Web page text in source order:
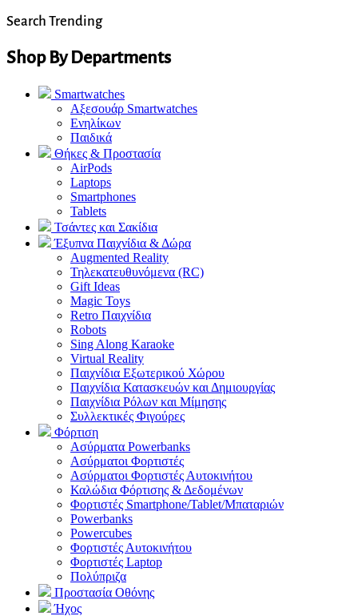
Search Trending
Shop By Departments
Smartwatches
Αξεσουάρ Smartwatches
Ενηλίκων
Παιδικά
Θήκες & Προστασία
AirPods
Laptops
Smartphones
Tablets
Τσάντες και Σακίδια
Έξυπνα Παιχνίδια & Δώρα
Augmented Reality
Τηλεκατευθυνόμενα (RC)
Gift Ideas
Magic Toys
Retro Παιχνίδια
Robots
Sing Along Karaoke
Virtual Reality
Παιχνίδια Εξωτερικού Χώρου
Παιχνίδια Κατασκευών και Δημιουργίας
Παιχνίδια Ρόλων και Μίμησης
Συλλεκτικές Φιγούρες
Φόρτιση
Ασύρματα Powerbanks
Aσύρματοι Φορτιστές
Ασύρματοι Φορτιστές Αυτοκινήτου
Καλώδια Φόρτισης & Δεδομένων
Φορτιστές Smartphone/Tablet/Μπαταριών
Powerbanks
Powercubes
Φορτιστές Αυτοκινήτου
Φορτιστές Laptop
Πολύπριζα
Προστασία Οθόνης
Ήχος